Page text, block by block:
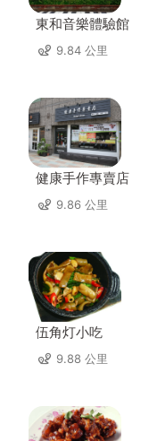
東和音樂體驗館
9.84 公里
健康手作專賣店
9.86 公里
伍角灯小吃
9.88 公里